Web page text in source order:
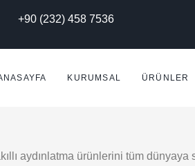
+90 (232) 458 7536
KURUMSAL ÜRÜNLER
aydınlatma ürünlerini tüm